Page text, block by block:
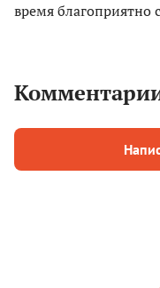
время благоприятно